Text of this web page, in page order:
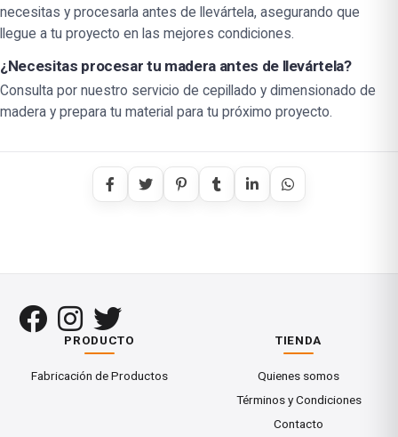
necesitas y procesarla antes de llevártela, asegurando que
llegue a tu proyecto en las mejores condiciones.
¿Necesitas procesar tu madera antes de llevártela?
Consulta por nuestro servicio de cepillado y dimensionado de
madera y prepara tu material para tu próximo proyecto.
PRODUCTO
Fabricación de Productos
TIENDA
Quienes somos
Términos y Condiciones
Contacto